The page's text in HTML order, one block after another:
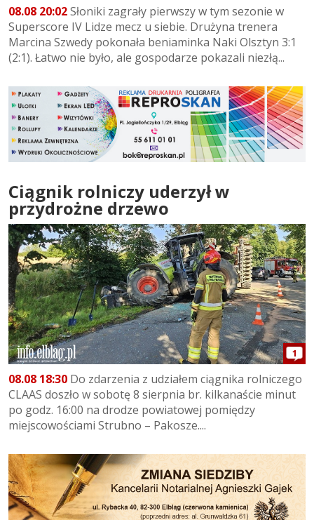
08.08 20:02Słoniki zagrały pierwszy w tym sezonie w
Superscore IV Lidze mecz u siebie. Drużyna trenera
Marcina Szwedy pokonała beniaminka Naki Olsztyn 3:1
(2:1). Łatwo nie było, ale gospodarze pokazali niezłą...
Ciągnik rolniczy uderzył w
przydrożne drzewo
1
08.08 18:30 Do zdarzenia z udziałem ciągnika rolniczego
CLAAS doszło w sobotę 8 sierpnia br. kilkanaście minut
po godz. 16:00 na drodze powiatowej pomiędzy
miejscowościami Strubno – Pakosze....